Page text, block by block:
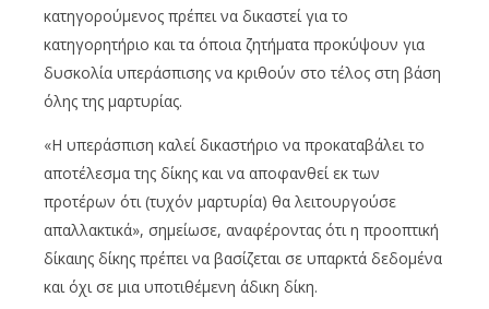
κατηγορούμενος πρέπει να δικαστεί για το
κατηγορητήριο και τα όποια ζητήματα προκύψουν για
δυσκολία υπεράσπισης να κριθούν στο τέλος στη βάση
όλης της μαρτυρίας.
«Η υπεράσπιση καλεί δικαστήριο να προκαταβάλει το
αποτέλεσμα της δίκης και να αποφανθεί εκ των
προτέρων ότι (τυχόν μαρτυρία) θα λειτουργούσε
απαλλακτικά», σημείωσε, αναφέροντας ότι η προοπτική
δίκαιης δίκης πρέπει να βασίζεται σε υπαρκτά δεδομένα
και όχι σε μια υποτιθέμενη άδικη δίκη.